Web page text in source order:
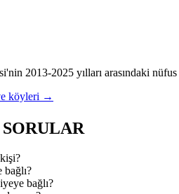
2013-2025 yılları arasındaki
köyleri →
bağlı?